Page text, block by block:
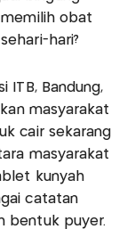
memilih obat
hari?
ITB, Bandung,
masyarakat
cair sekarang
masyarakat
kunyah
catatan
bentuk puyer.